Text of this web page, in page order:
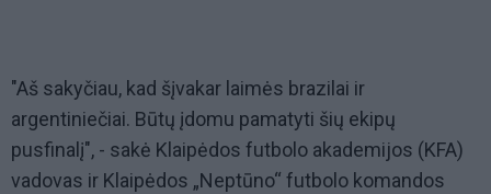
"Aš sakyčiau, kad šįvakar laimės brazilai ir
argentiniečiai. Būtų įdomu pamatyti šių ekipų
pusfinalį", - sakė Klaipėdos futbolo akademijos (KFA)
vadovas ir Klaipėdos „Neptūno“ futbolo komandos